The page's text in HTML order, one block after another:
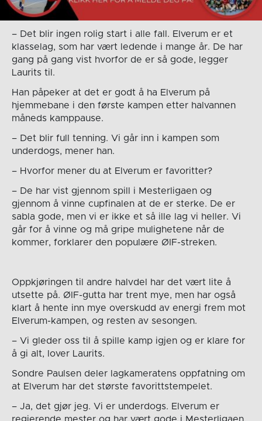
– Det blir ingen rolig start i alle fall. Elverum er et
klasselag, som har vært ledende i mange år. De har
gang på gang vist hvorfor de er så gode, legger
Laurits til.
Han påpeker at det er godt å ha Elverum på
hjemmebane i den første kampen etter halvannen
måneds kamppause.
– Det blir full tenning. Vi går inn i kampen som
underdogs, mener han.
– Hvorfor mener du at Elverum er favoritter?
– De har vist gjennom spill i Mesterligaen og
gjennom å vinne cupfinalen at de er sterke. De er
sabla gode, men vi er ikke et så ille lag vi heller. Vi
går for å vinne og må gripe mulighetene når de
kommer, forklarer den populære ØIF-streken.
Oppkjøringen til andre halvdel har det vært lite å
utsette på. ØIF-gutta har trent mye, men har også
klart å hente inn mye overskudd av energi frem mot
Elverum-kampen, og resten av sesongen.
– Vi gleder oss til å spille kamp igjen og er klare for
å gi alt, lover Laurits.
Sondre Paulsen deler lagkameratens oppfatning om
at Elverum har det største favorittstempelet.
– Ja, det gjør jeg. Vi er underdogs. Elverum er